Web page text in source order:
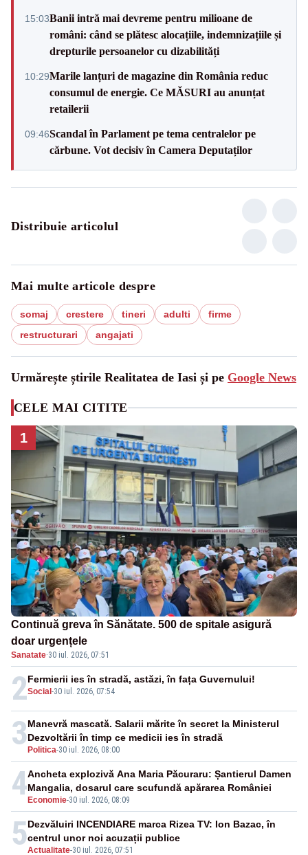
15:03Banii intră mai devreme pentru milioane de
români: când se plătesc alocațiile, indemnizațiile și
drepturile persoanelor cu dizabilități
10:29Marile lanțuri de magazine din România reduc
consumul de energie. Ce MĂSURI au anunțat
retailerii
09:46Scandal în Parlament pe tema centralelor pe
cărbune. Vot decisiv în Camera Deputaților
Distribuie articolul
Mai multe articole despre
somaj crestere tineri adulti
firme
restructurari
angajati
Urmărește știrile Realitatea de Iasi și pe Google News
CELE MAI CITITE
1
Continuă greva în Sănătate. 500 de spitale asigură
doar urgențele
Sanatate·30 iul. 2026, 07:51
2Social-30 iul. 2026, 07:54
Fermierii ies în stradă, astăzi, în fața Guvernului!
3Politica-30 iul. 2026, 08:00
Manevră mascată. Salarii mărite în secret la Ministerul
Dezvoltării în timp ce medicii ies în stradă
4Economie-30 iul. 2026, 08:09
Ancheta explozivă Ana Maria Păcuraru: Șantierul Damen
Mangalia, dosarul care scufundă apărarea României
5Actualitate-30 iul. 2026, 07:51
Dezvăluiri INCENDIARE marca Rizea TV: Ion Bazac, în
centrul unor noi acuzații publice